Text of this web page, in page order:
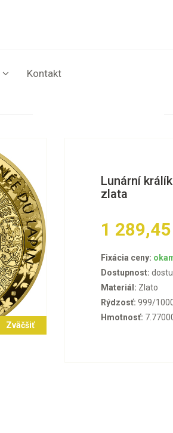
Kontakt
Zväčšiť
Lunární
zlata
1 289,45
Fixácia ceny:
Dostupnost:
Materiál: Zlato
Rýdzosť: 999/
Hmotnosť: